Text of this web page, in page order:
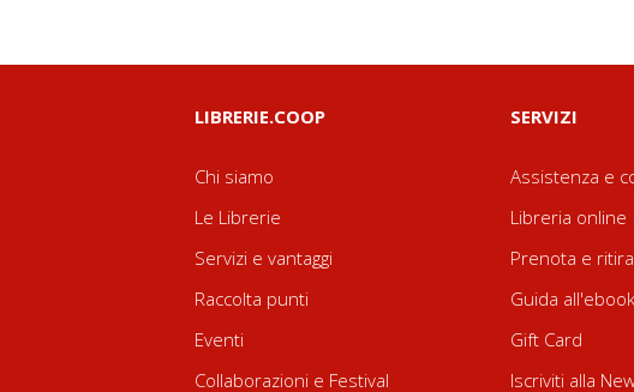
LIBRERIE.COOP
Chi siamo
Le Librerie
Servizi e vantaggi
Raccolta punti
Eventi
Collaborazioni e Festival
SERVIZI
Assistenza e
Libreria online
Prenota e ritira
Guida all'ebook
Gift Card
Iscriviti alla